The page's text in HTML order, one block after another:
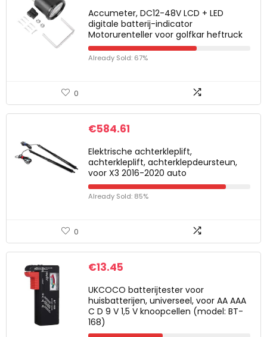
Accumeter, DC12-48V LCD + LED
digitale batterij-indicator
Motorurenteller voor golfkar heftruck
Already Sold: 67%
0
€584.61
Elektrische achterkleplift,
achterkleplift, achterklepdeursteun,
voor X3 2016-2020 auto
Already Sold: 85%
0
€13.45
UKCOCO batterijtester voor
huisbatterijen, universeel, voor AA AAA
C D 9 V 1,5 V knoopcellen (model: BT-
168)